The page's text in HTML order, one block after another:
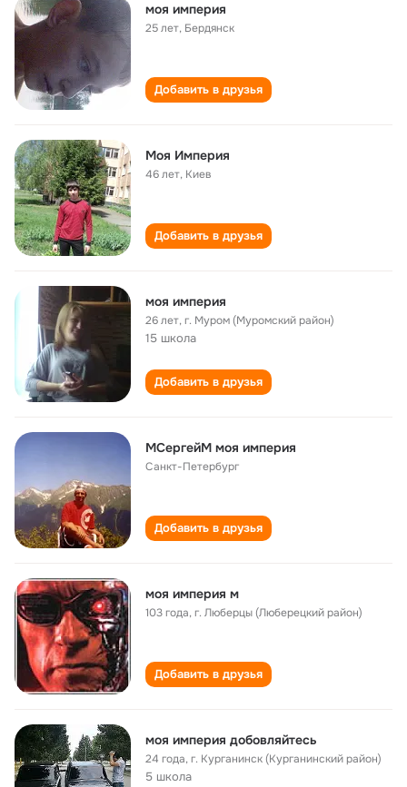
моя империя
25 лет, Бердянск
Добавить в друзья
Моя Империя
46 лет, Киев
Добавить в друзья
моя империя
26 лет,г. Муром (Муромский район)
15 школа
Добавить в друзья
МСергейМ моя империя
Санкт-Петербург
Добавить в друзья
моя империя м
103 года,г. Люберцы (Люберецкий район)
Добавить в друзья
моя империя добовляйтесь
24 года,г. Курганинск (Курганинский район)
5 школа